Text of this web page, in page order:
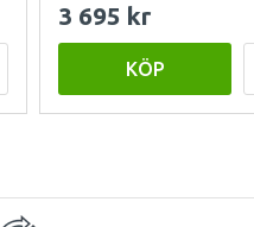
3 695 kr
KÖP